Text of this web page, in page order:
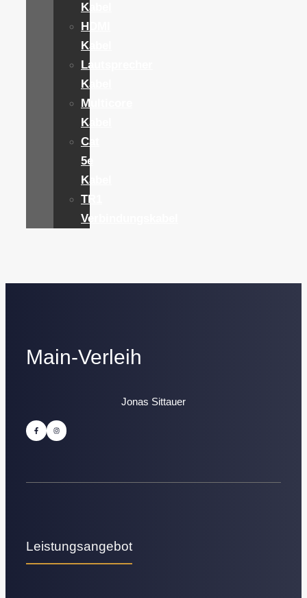
Kabel
HDMI
Kabel
Lautsprecher
Kabel
Multicore
Kabel
Cat
5e
Kabel
TR1
Verbindungskabel
Main-Verleih
Jonas Sittauer
Leistungsangebot